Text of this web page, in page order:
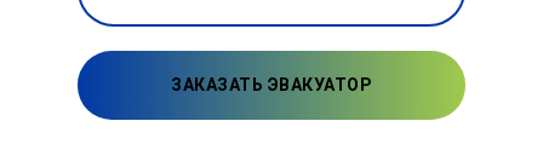
ЗАКАЗАТЬ ЭВАКУАТОР